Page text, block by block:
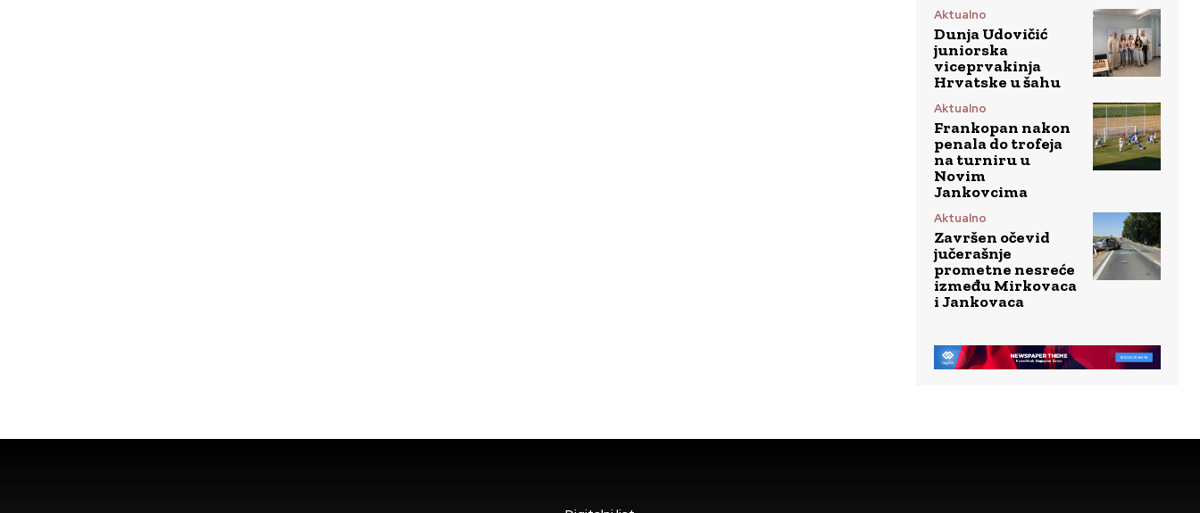
Aktualno
Dunja Udovičić
juniorska
viceprvakinja
Hrvatske u šahu
Aktualno
Frankopan nakon
penala do trofeja
na turniru u
Novim
Jankovcima
Aktualno
Završen očevid
jučerašnje
prometne nesreće
između Mirkovaca
i Jankovaca